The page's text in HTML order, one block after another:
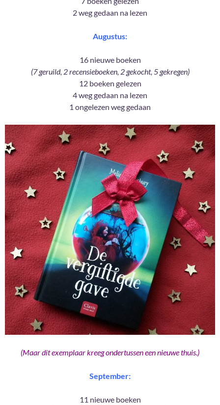
2 weg gedaan na lezen
Augustus:
16 nieuwe boeken
(7 geruild, 2 recensieboeken, 2 gekocht, 5 gekregen)
12 boeken gelezen
4 weg gedaan na lezen
1 ongelezen weg gedaan
(Maar dit exemplaar kreeg ondertussen een nieuwe thuis.)
September:
11 nieuwe boeken